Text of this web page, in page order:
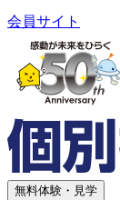
会員サイト
無料体験・見学